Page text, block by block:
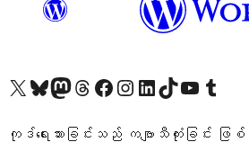
ကျွန်ုပ်တို့၏ X (ယခင် Twitter) အကောင့်သို့ သွားရောက်ကြည့်ရှုပါကျွန်ုပ်တို့၏ Bluesky အကောင့်သို့ ဝင်ရောက်ကြည့်ရှုရန်
ကျွန်ုပ်တို့၏ Mastodon အကောင့်သို့ သွားရောက်ကြည့်ရှုပါကျွန်ုပ်တို့၏ Threads အကောင့်သို့ ဝင်ရောက်ကြည့်ရှုရန်
ကျွန်ုပ်တို့၏ Facebook စာမျက်နှာသို့ သွားရောက်ကြည့်ရှုပါကျွန်ုပ်တို့၏ Instagram အကောင့်သို့ သွားရောက်ကြည့်ရှုပါ ကျွန်ုပ်တို့၏ LinkedIn အကောင့်သို့ သွားရောက်ကြည့်ရှုပါကျွန်ုပ်တို့၏ TikTok အကောင့်သို့ ဝင်ရောက်ကြည့်ရှုရန်
ကျွန်ုပ်တို့၏ YouTube ချန်နယ်သို့ သွားရောက်ကြည့်ရှုပါ ကျွန်ုပ်တို့၏ Tumblr အကောင့်သို့ ဝင်ရောက်ကြည့်ရှုရန်
ကုဒ်ရေးသားခြင်းသည် ကဗျာသီကုံးခြင်း ဖ